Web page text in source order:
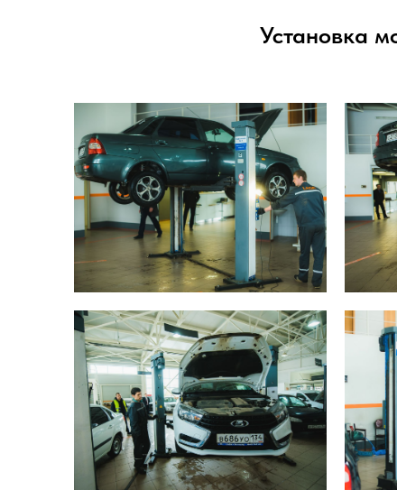
Установка